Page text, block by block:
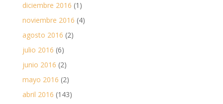
diciembre 2016 (1)
noviembre 2016 (4)
agosto 2016 (2)
julio 2016 (6)
junio 2016 (2)
mayo 2016 (2)
abril 2016 (143)